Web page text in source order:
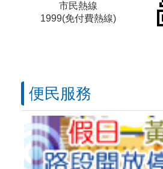
114-11-03 羅斯福路
市民熱線
1999(免付費熱線)
便民服務